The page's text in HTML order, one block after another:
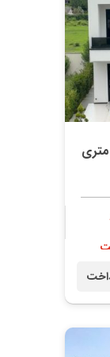
خرید ویلا در شمال مدرن 500 متری